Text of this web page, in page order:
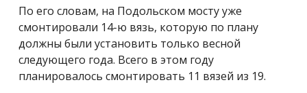
По его словам, на Подольском мосту уже
смонтировали 14-ю вязь, которую по плану
должны были установить только весной
следующего года. Всего в этом году
планировалось смонтировать 11 вязей из 19.